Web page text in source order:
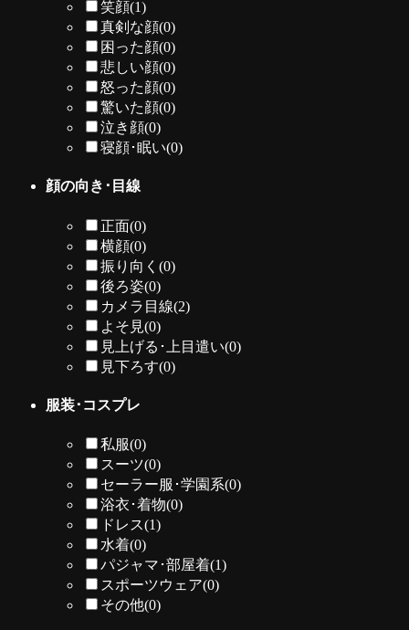
笑顔(1)
真剣な顔(0)
困った顔(0)
悲しい顔(0)
怒った顔(0)
驚いた顔(0)
泣き顔(0)
寝顔･眠い(0)
顔の向き･目線
正面(0)
横顔(0)
振り向く(0)
後ろ姿(0)
カメラ目線(2)
よそ見(0)
見上げる･上目遣い(0)
見下ろす(0)
服装･コスプレ
私服(0)
スーツ(0)
セーラー服･学園系(0)
浴衣･着物(0)
ドレス(1)
水着(0)
パジャマ･部屋着(1)
スポーツウェア(0)
その他(0)